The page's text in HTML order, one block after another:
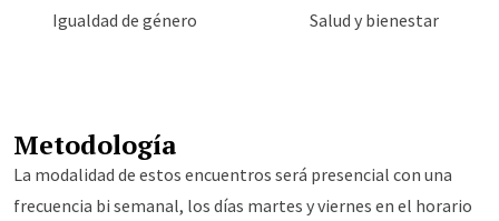
Igualdad de género Salud y bienestar
Metodología
La modalidad de estos encuentros será presencial con una
frecuencia bi semanal, los días martes y viernes en el horario